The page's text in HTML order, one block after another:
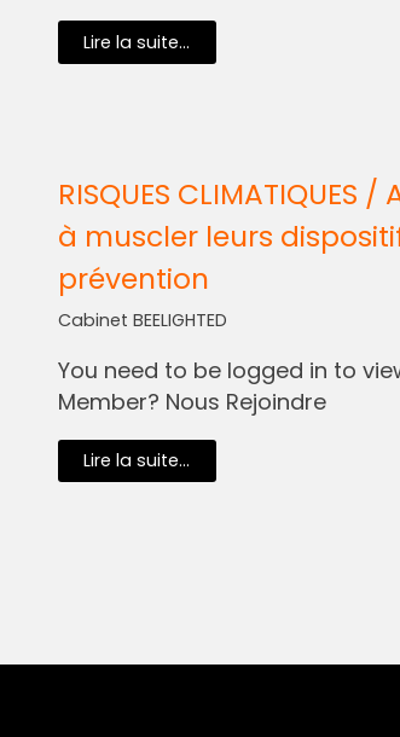
Lire la suite...
RISQUES
à muscler leurs
prévention
Cabinet BEELIGHTED
You need to be logged in to
Member? Nous Rejoindre
Lire la suite...